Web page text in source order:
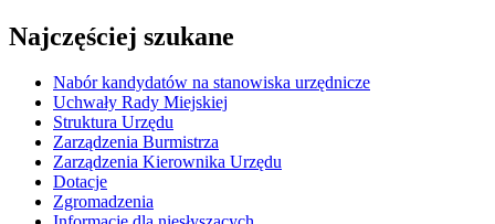
Najczęściej szukane
Nabór kandydatów na stanowiska urzędnicze
Uchwały Rady Miejskiej
Struktura Urzędu
Zarządzenia Burmistrza
Zarządzenia Kierownika Urzędu
Dotacje
Zgromadzenia